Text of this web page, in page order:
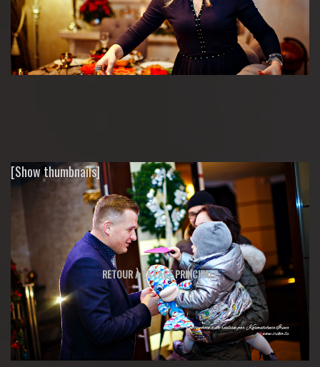
[Show thumbnails]
RETOUR À LA PAGE PRINCIPALE